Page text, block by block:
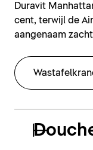
Duravit
cent, terwijl de
aangenaam